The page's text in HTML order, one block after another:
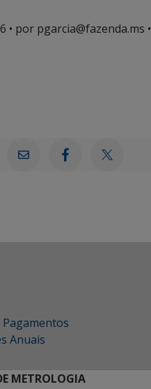
• por pgarcia@fazenda.ms •
Anuais
METROLOGIA